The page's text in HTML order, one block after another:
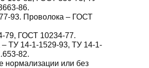
86.
93. Проволока – ГОСТ
79, ГОСТ 10234-77.
– ТУ 14-1-1529-93, ТУ 14-1-
82.
нормализации или без